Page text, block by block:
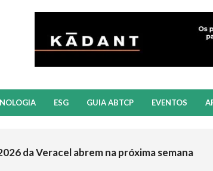
ESG GUIA ABTCP EVENTOS
da Veracel abrem na próxima semana
estratégia